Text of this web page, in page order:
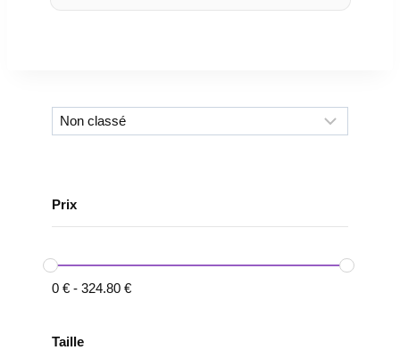
Prix
0 € - 324.80 €
Taille